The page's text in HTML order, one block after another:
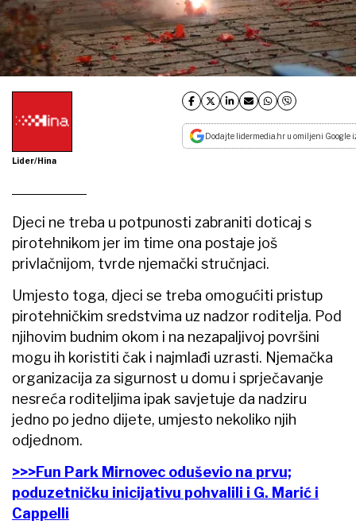
Lider/Hina
Dodajte lidermedia.hr u omiljeni Google
Djeci ne treba u potpunosti zabraniti doticaj s
pirotehnikom jer im time ona postaje još
privlačnijom, tvrde njemački stručnjaci.
Umjesto toga, djeci se treba omogućiti pristup
pirotehničkim sredstvima uz nadzor roditelja. Pod
njihovim budnim okom i na nezapaljivoj površini
mogu ih koristiti čak i najmlađi uzrasti. Njemačka
organizacija za sigurnost u domu i sprječavanje
nesreća roditeljima ipak savjetuje da nadziru
jedno po jedno dijete, umjesto nekoliko njih
odjednom.
>>>Fun Park Mirnovec oduševio na prvu;
poduzetničku inicijativu pohvalili i G. Marić i
Cappelli